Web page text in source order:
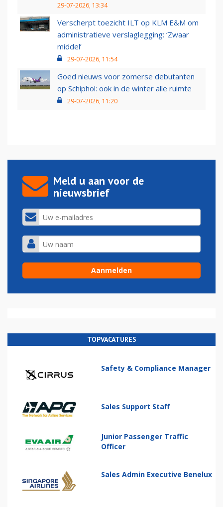
29-07-2026, 13:34
Verscherpt toezicht ILT op KLM E&M om
administratieve verslaglegging: ‘Zwaar
middel’
29-07-2026, 11:54
Goed nieuws voor zomerse debutanten
op Schiphol: ook in de winter alle ruimte
29-07-2026, 11:20
Meld u aan voor de
nieuwsbrief
TOPVACATURES
Safety & Compliance Manager
Sales Support Staff
Junior Passenger Traffic
Officer
Sales Admin Executive Benelux